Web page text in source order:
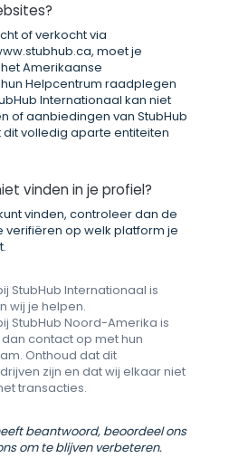
of verkocht via
moet je
Amerikaanse
Helpcentrum raadplegen
Internationaal kan niet
of aanbiedingen van StubHub
volledig aparte entiteiten
vinden in je profiel?
vinden, controleer dan de
op welk platform je
StubHub Internationaal is
wij je helpen.
StubHub Noord-Amerika is
contact op met hun
Onthoud dat dit
zijn en dat wij elkaar niet
transacties.
beantwoord, beoordeel ons
om te blijven verbeteren.